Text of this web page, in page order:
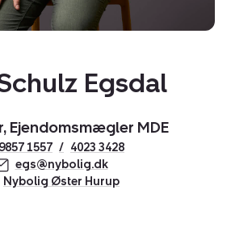
Egsdal
Ejendomsmægler MDE
9857 1557
4023 3428
egs@nybolig.dk
Nybolig Øster Hurup
Kopier link